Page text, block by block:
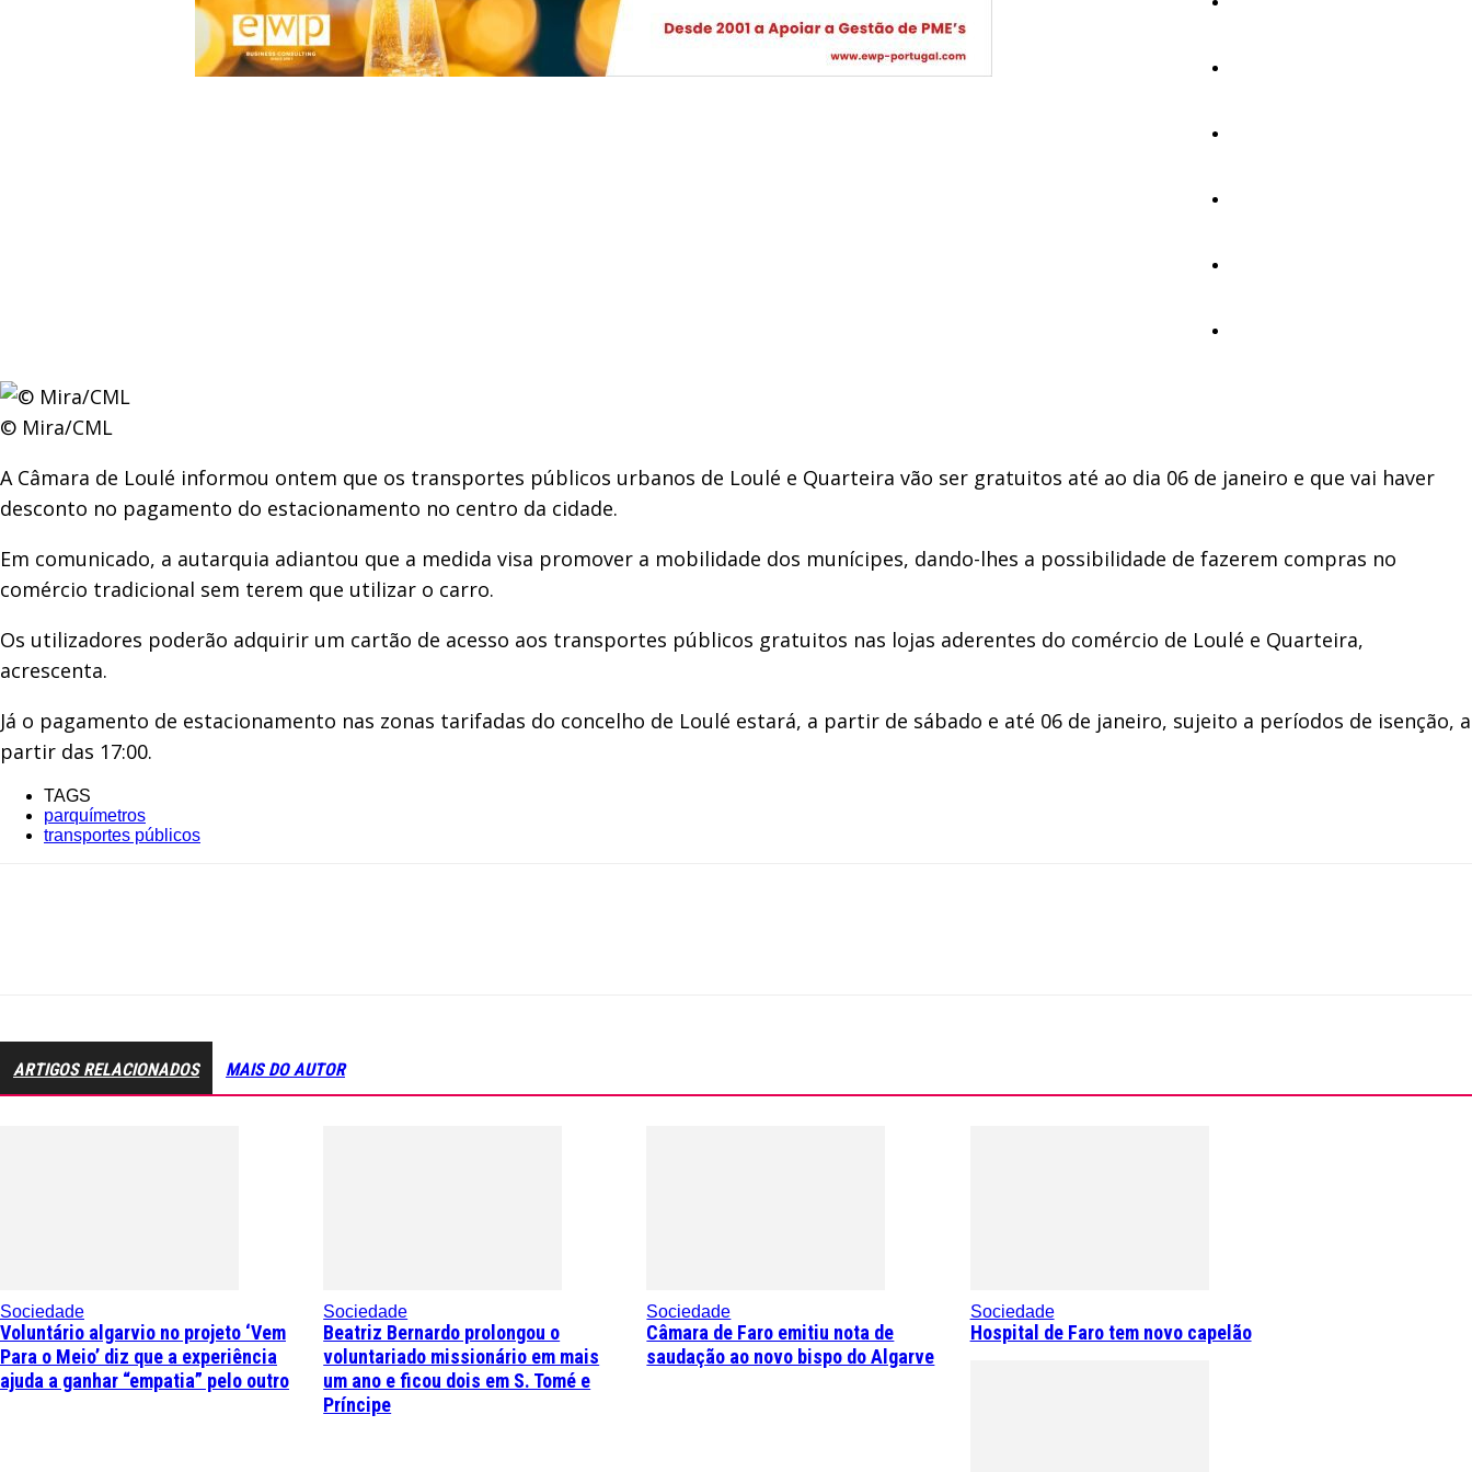
© Mira/CML
A Câmara de Loulé informou ontem que os transportes públicos urbanos de Loulé e Quarteira vão ser gratuitos até ao dia 06 de janeiro e que vai haver
desconto no pagamento do estacionamento no centro da cidade.
Em comunicado, a autarquia adiantou que a medida visa promover a mobilidade dos munícipes, dando-lhes a possibilidade de fazerem compras no
comércio tradicional sem terem que utilizar o carro.
Os utilizadores poderão adquirir um cartão de acesso aos transportes públicos gratuitos nas lojas aderentes do comércio de Loulé e Quarteira,
acrescenta.
Já o pagamento de estacionamento nas zonas tarifadas do concelho de Loulé estará, a partir de sábado e até 06 de janeiro, sujeito a períodos de isenção, a
partir das 17:00.
TAGS
parquímetros
transportes públicos
ARTIGOS RELACIONADOS MAIS DO AUTOR
Sociedade
Voluntário algarvio no projeto ‘Vem
Para o Meio’ diz que a experiência
ajuda a ganhar “empatia” pelo outro
Sociedade
Beatriz Bernardo prolongou o
voluntariado missionário em mais
um ano e ficou dois em S. Tomé e
Príncipe
Sociedade
Câmara de Faro emitiu nota de
saudação ao novo bispo do Algarve
Sociedade
Hospital de Faro tem novo capelão